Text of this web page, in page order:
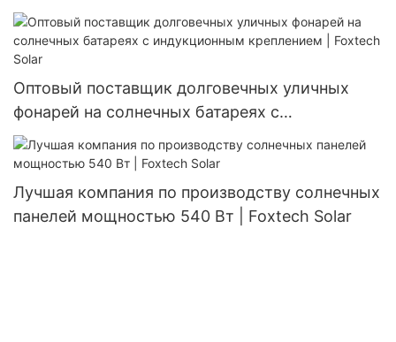
жилых домов
Оптовый поставщик долговечных уличных
фонарей на солнечных батареях с
индукционным креплением | Foxtech Solar
Лучшая компания по производству солнечных
панелей мощностью 540 Вт | Foxtech Solar